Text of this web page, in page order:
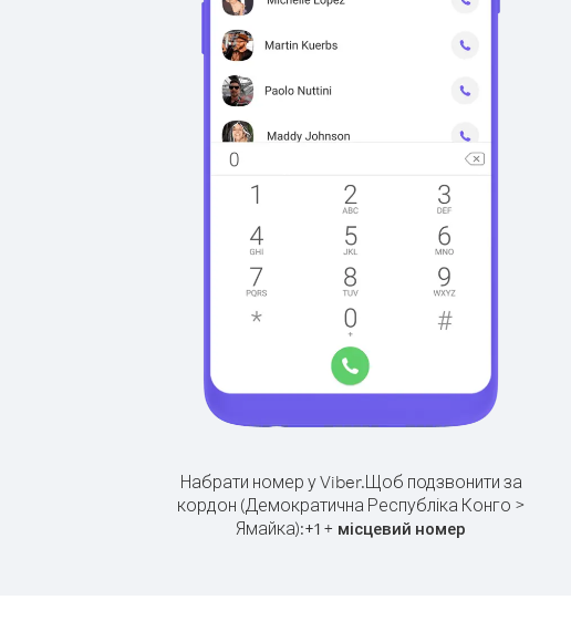
Набрати номер у Viber.Щоб подзвонити за
кордон (Демократична Республіка Конго >
Ямайка):+1 + місцевий номер